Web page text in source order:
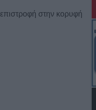
επιστροφή στην κορυφή